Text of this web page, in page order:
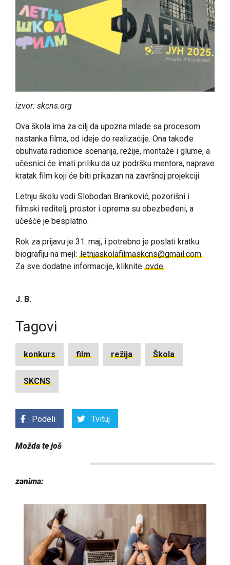
izvor: skcns.org
Ova škola ima za cilj da upozna mlade sa procesom
nastanka filma, od ideje do realizacije. Ona takođe
obuhvata radionice scenarija, režije, montaže i glume, a
učesnici će imati priliku da uz podršku mentora, naprave
kratak film koji će biti prikazan na završnoj projekciji.
Letnju školu vodi Slobodan Branković, pozorišni i
filmski reditelj, prostor i oprema su obezbeđeni, a
učešće je besplatno.
Rok za prijavu je 31. maj, i potrebno je poslati kratku
biografiju na mejl: letnjaskolafilmaskcns@gmail.com.
Za sve dodatne informacije, kliknite ovde.
J. B.
Tagovi
konkurs film režija Škola
SKCNS
Podeli Tvituj
Možda te još
zanima: